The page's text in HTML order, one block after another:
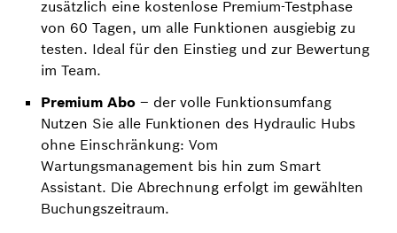
zusätzlich eine kostenlose Premium-Testphase
von 60 Tagen, um alle Funktionen ausgiebig zu
testen. Ideal für den Einstieg und zur Bewertung
im Team.
Premium Abo – der volle Funktionsumfang
Nutzen Sie alle Funktionen des Hydraulic Hubs
ohne Einschränkung: Vom
Wartungsmanagement bis hin zum Smart
Assistant. Die Abrechnung erfolgt im gewählten
Buchungszeitraum.